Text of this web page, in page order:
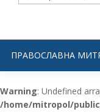
ПРАВОСЛАВНА
Warning: Undefined
/home/mitropol/